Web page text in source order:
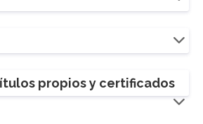
propios y certificados